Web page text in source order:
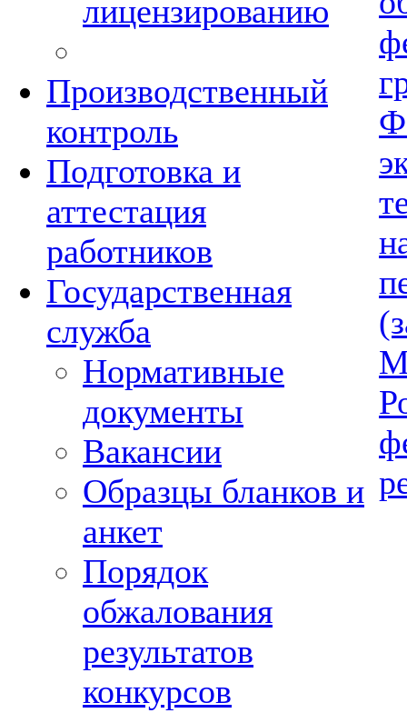
лицензированию
Производственный
контроль
Подготовка и
аттестация
работников
Государственная
служба
Нормативные
документы
Вакансии
Образцы бланков и
анкет
Порядок
обжалования
результатов
конкурсов